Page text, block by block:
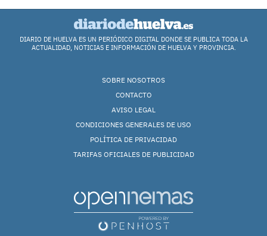
DIARIO DE HUELVA ES UN PERIÓDICO DIGITAL DONDE SE PUBLICA TODA LA
ACTUALIDAD, NOTICIAS E INFORMACIÓN DE HUELVA Y PROVINCIA.
SOBRE NOSOTROS
CONTACTO
AVISO LEGAL
CONDICIONES GENERALES DE USO
POLÍTICA DE PRIVACIDAD
TARIFAS OFICIALES DE PUBLICIDAD